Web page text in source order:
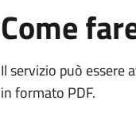
Come
Il servizio può
in formato PDF.